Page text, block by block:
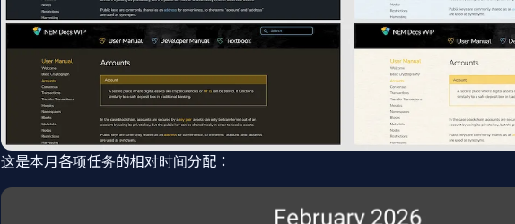
这是本月各项任务的相对时间分配：